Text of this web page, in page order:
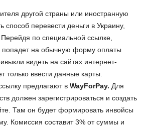
другой страны или иностранную
способ перевести деньги в Украину,
Перейдя по специальной ссылке,
попадет на обычную форму оплаты
видеть на сайтах интернет-
только ввести данные карты.
предлагают в WayForPay. Для
должен зарегистрироваться и создать
Там он будет формировать инвойсы
Комиссия составит 3% от суммы и